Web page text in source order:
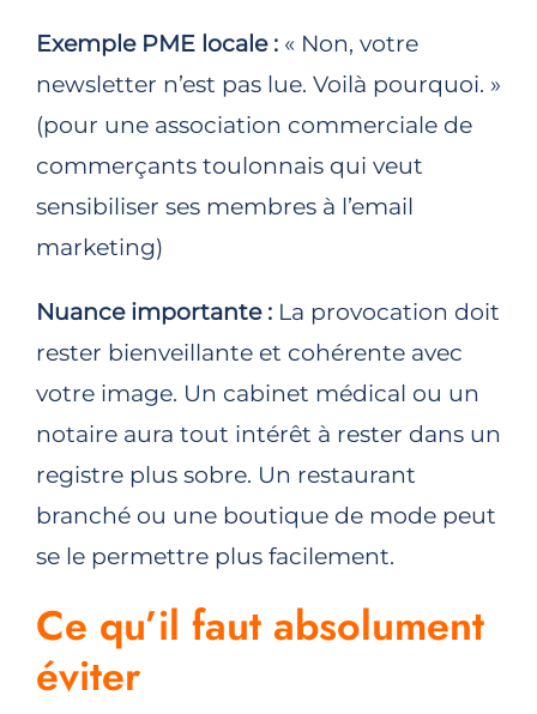
Exemple PME locale :« Non, votre
newsletter n’est pas lue. Voilà pourquoi. »
(pour une association commerciale de
commerçants toulonnais qui veut
sensibiliser ses membres à l’email
marketing)
Nuance importante :La provocation doit
rester bienveillante et cohérente avec
votre image. Un cabinet médical ou un
notaire aura tout intérêt à rester dans un
registre plus sobre. Un restaurant
branché ou une boutique de mode peut
se le permettre plus facilement.
Ce qu’il faut absolument
éviter